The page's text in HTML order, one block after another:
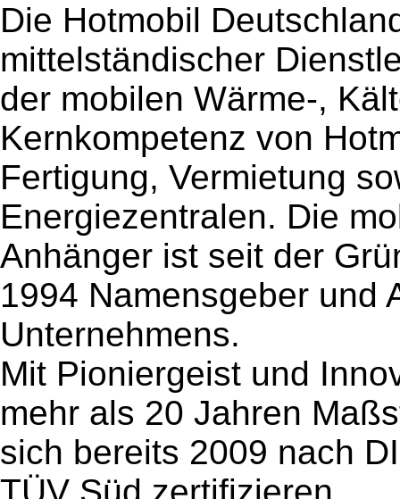
Die Hotmobil
mittelständischer
der mobilen Wärme-,
Kernkompetenz von
Fertigung, Vermietung
Energiezentralen. Die
Anhänger ist seit der
1994 Namensgeber und
Unternehmens.
Mit Pioniergeist und
mehr als 20 Jahren
sich bereits 2009 nach